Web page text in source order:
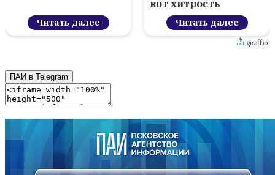
Читать далее
вот хитрость
Читать далее
ПАИ в Telegram